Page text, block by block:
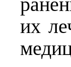
их